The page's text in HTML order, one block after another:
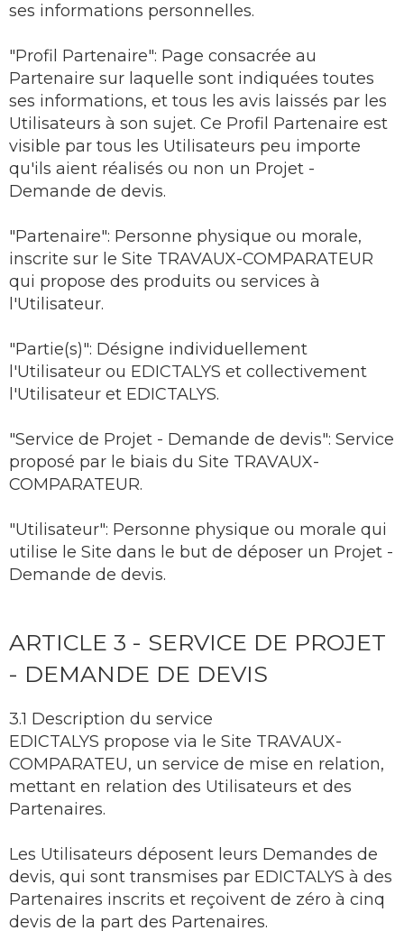
ses informations personnelles.
"Profil Partenaire": Page consacrée au
Partenaire sur laquelle sont indiquées toutes
ses informations, et tous les avis laissés par les
Utilisateurs à son sujet. Ce Profil Partenaire est
visible par tous les Utilisateurs peu importe
qu'ils aient réalisés ou non un Projet -
Demande de devis.
"Partenaire": Personne physique ou morale,
inscrite sur le Site TRAVAUX-COMPARATEUR
qui propose des produits ou services à
l'Utilisateur.
"Partie(s)": Désigne individuellement
l'Utilisateur ou EDICTALYS et collectivement
l'Utilisateur et EDICTALYS.
"Service de Projet - Demande de devis": Service
proposé par le biais du Site TRAVAUX-
COMPARATEUR.
"Utilisateur": Personne physique ou morale qui
utilise le Site dans le but de déposer un Projet -
Demande de devis.
ARTICLE 3 - SERVICE DE PROJET
- DEMANDE DE DEVIS
3.1 Description du service
EDICTALYS propose via le Site TRAVAUX-
COMPARATEU, un service de mise en relation,
mettant en relation des Utilisateurs et des
Partenaires.
Les Utilisateurs déposent leurs Demandes de
devis, qui sont transmises par EDICTALYS à des
Partenaires inscrits et reçoivent de zéro à cinq
devis de la part des Partenaires.